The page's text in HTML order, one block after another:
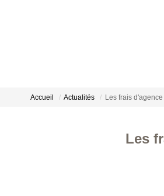
Accueil Actualités Les frais
Les